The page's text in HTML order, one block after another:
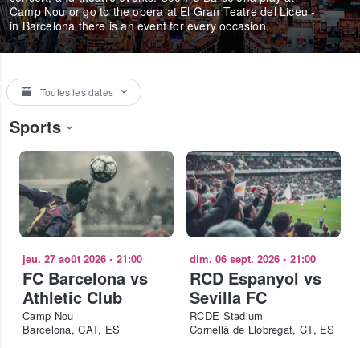
Camp Nou or go to the opera at El Gran Teatre del Liceu -
in Barcelona there is an event for every occasion.
Toutes les dates
Sports
jeu. 27 août 2026 • 21:00
FC Barcelona vs
Athletic Club
Camp Nou
Barcelona, CAT, ES
dim. 06 sept. 2026 • 21:00
RCD Espanyol vs
Sevilla FC
RCDE Stadium
Cornellà de Llobregat, CT, ES